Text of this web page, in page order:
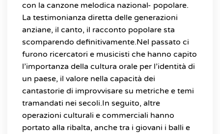
con la canzone melodica nazional- popolare.
La testimonianza diretta delle generazioni
anziane, il canto, il racconto popolare sta
scomparendo definitivamente.Nel passato ci
furono ricercatori e musicisti che hanno capito
l’importanza della cultura orale per l’identità di
un paese, il valore nella capacità dei
cantastorie di improvvisare su metriche e temi
tramandati nei secoli.In seguito, altre
operazioni culturali e commerciali hanno
portato alla ribalta, anche tra i giovani i balli e